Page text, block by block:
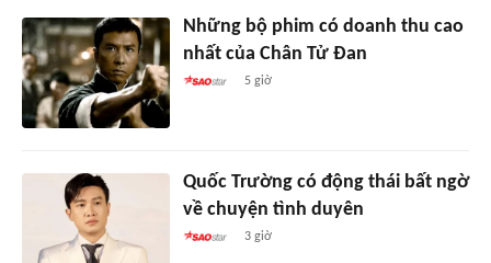
Những bộ phim có doanh thu cao
nhất của Chân Tử Đan
5 giờ
Quốc Trường có động thái bất ngờ
về chuyện tình duyên
3 giờ